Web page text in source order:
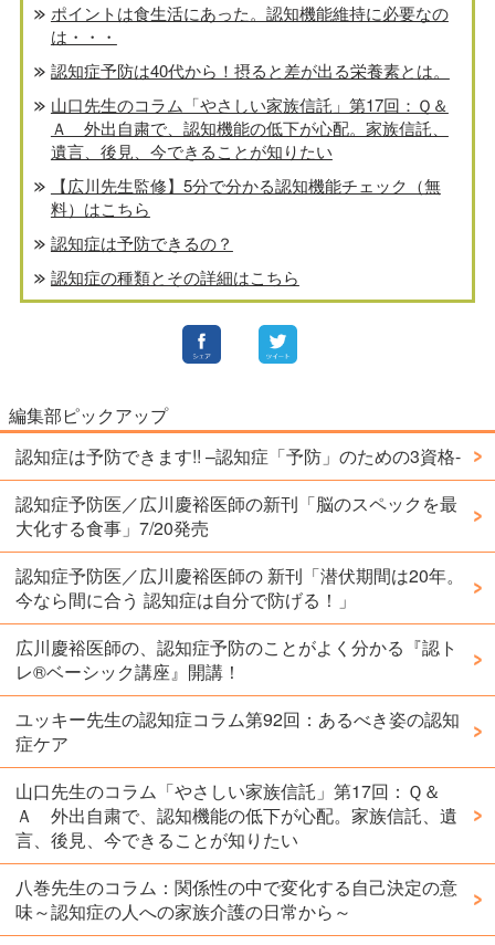
ポイントは食生活にあった。認知機能維持に必要なの
は・・・
認知症予防は40代から！摂ると差が出る栄養素とは。
山口先生のコラム「やさしい家族信託」第17回：Ｑ＆
Ａ 外出自粛で、認知機能の低下が心配。家族信託、
遺言、後見、今できることが知りたい
【広川先生監修】5分で分かる認知機能チェック（無
料）はこちら
認知症は予防できるの？
認知症の種類とその詳細はこちら
編集部ピックアップ
認知症は予防できます!! –認知症「予防」のための3資格-
認知症予防医／広川慶裕医師の新刊「脳のスペックを最
大化する食事」7/20発売
認知症予防医／広川慶裕医師の 新刊「潜伏期間は20年。
今なら間に合う 認知症は自分で防げる！」
広川慶裕医師の、認知症予防のことがよく分かる『認ト
レ®️ベーシック講座』開講！
ユッキー先生の認知症コラム第92回：あるべき姿の認知
症ケア
山口先生のコラム「やさしい家族信託」第17回：Ｑ＆
Ａ 外出自粛で、認知機能の低下が心配。家族信託、遺
言、後見、今できることが知りたい
八巻先生のコラム：関係性の中で変化する自己決定の意
味～認知症の人への家族介護の日常から～